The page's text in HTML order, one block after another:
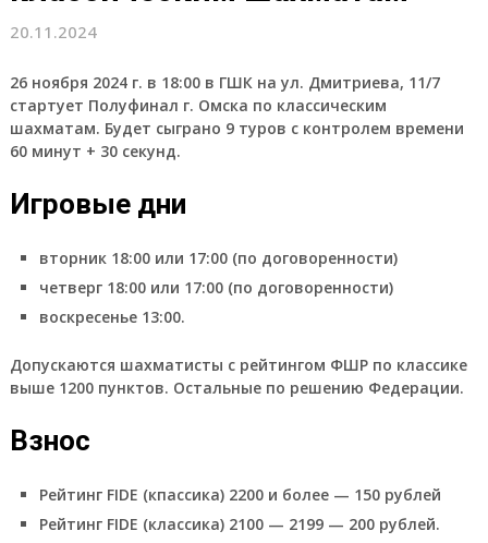
20.11.2024
26 ноября 2024 г. в 18:00 в ГШК на ул. Дмитриева, 11/7
стартует Полуфинал г. Омска по классическим
шахматам. Будет сыграно 9 туров с контролем времени
60 минут + 30 секунд.
Игровые дни
вторник 18:00 или 17:00 (по договоренности)
четверг 18:00 или 17:00 (по договоренности)
воскресенье 13:00.
Допускаются шахматисты с рейтингом ФШР по классике
выше 1200 пунктов. Остальные по решению Федерации.
Взнос
Рейтинг FIDE (кпассика) 2200 и более — 150 рублей
Рейтинг FIDE (классика) 2100 — 2199 — 200 рублей.